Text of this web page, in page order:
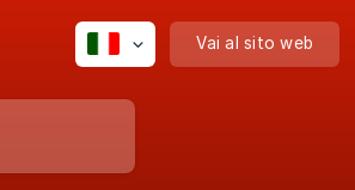
Vai al sito web